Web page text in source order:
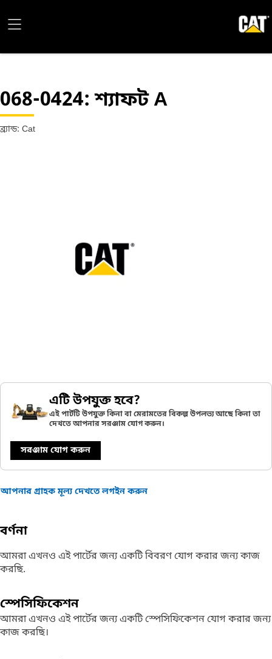
068-0424: শ্যাফট A
ব্র্যান্ড: Cat
এটি উপযুক্ত হবে?
এই পার্টটি উপযুক্ত কিনা বা মেরামতের বিকল্প উপলভ্য আছে কিনা তা
দেখতে আপনার সরঞ্জাম যোগ করুন।
সরঞ্জাম যোগ করুন
আপনার গ্রাহক মূল্য দেখতে লগইন করুন
বর্ণনা
আমরা এখনও এই পার্টের জন্য একটি বিবরণ যোগ করার জন্য কাজ
করছি.
স্পেসিফিকেশন
আমরা এখনও এই পার্টের জন্য একটি স্পেসিফিকেশন যোগ করার জন্য
কাজ করছি।